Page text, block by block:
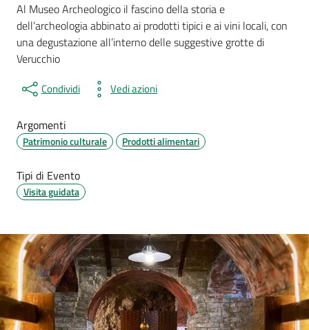
Al Museo Archeologico il fascino della storia e
dell’archeologia abbinato ai prodotti tipici e ai vini locali, con
una degustazione all’interno delle suggestive grotte di
Verucchio
Condividi Vedi azioni
Argomenti
Patrimonio culturale Prodotti alimentari
Tipi di Evento
Visita guidata